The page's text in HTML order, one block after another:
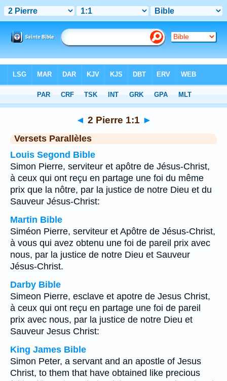
Chapitre 1> Verset 1
◄ 2 Pierre 1:1 ►
Versets Parallèles
Louis Segond Bible
Simon Pierre, serviteur et apôtre de Jésus-Christ,
à ceux qui ont reçu en partage une foi du même
prix que la nôtre, par la justice de notre Dieu et du
Sauveur Jésus-Christ:
Martin Bible
Siméon Pierre, serviteur et Apôtre de Jésus-Christ,
à vous qui avez obtenu une foi de pareil prix avec
nous, par la justice de notre Dieu et Sauveur
Jésus-Christ.
Darby Bible
Simeon Pierre, esclave et apotre de Jesus Christ,
à ceux qui ont reçu en partage une foi de pareil
prix avec nous, par la justice de notre Dieu et
Sauveur Jesus Christ:
King James Bible
Simon Peter, a servant and an apostle of Jesus
Christ, to them that have obtained like precious